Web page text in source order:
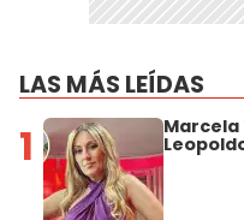
LAS MÁS LEÍDAS
1 Marcela